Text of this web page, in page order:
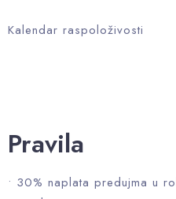
Kalendar raspoloživosti
Pravila
• 30% naplata predujma u